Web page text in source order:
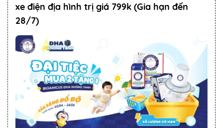
xe điện địa hình trị giá 799k (Gia hạn đến
28/7)